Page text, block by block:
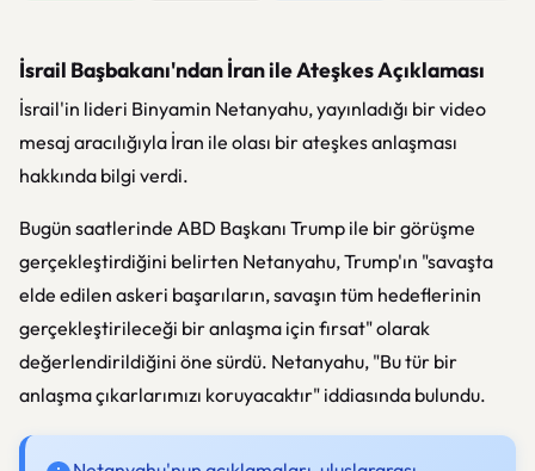
İsrail Başbakanı'ndan İran ile Ateşkes Açıklaması
İsrail'in lideri Binyamin Netanyahu, yayınladığı bir video
mesaj aracılığıyla İran ile olası bir ateşkes anlaşması
hakkında bilgi verdi.
Bugün saatlerinde ABD Başkanı Trump ile bir görüşme
gerçekleştirdiğini belirten Netanyahu, Trump'ın "savaşta
elde edilen askeri başarıların, savaşın tüm hedeflerinin
gerçekleştirileceği bir anlaşma için fırsat" olarak
değerlendirildiğini öne sürdü. Netanyahu, "Bu tür bir
anlaşma çıkarlarımızı koruyacaktır" iddiasında bulundu.